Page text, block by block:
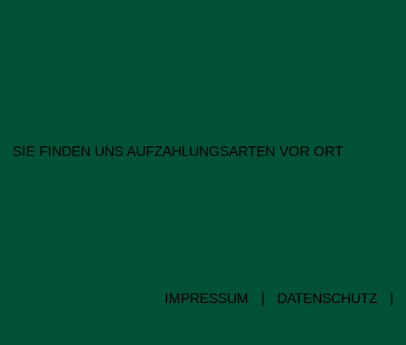
SIE FINDEN UNS AUFZAHLUNGSARTEN VOR ORT
IMPRESSUM DATENSCHUTZ